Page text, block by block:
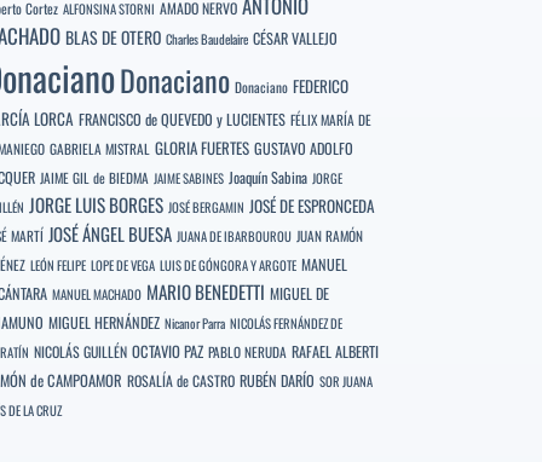
Cortez ALFONSINA STORNI AMADO NERVO
BLAS DE OTERO Charles Baudelaire CÉSAR VALLEJO
Donaciano Donaciano FEDERICO
LORCA FRANCISCO de QUEVEDO y LUCIENTES FÉLIX MARÍA DE
GABRIELA MISTRAL GLORIA FUERTES GUSTAVO ADOLFO
JAIME GIL de BIEDMA JAIME SABINES Joaquín Sabina JORGE
JORGE LUIS BORGES JOSÉ BERGAMIN JOSÉ DE ESPRONCEDA
MARTÍ JOSÉ ÁNGEL BUESA JUANA DE IBARBOUROU JUAN RAMÓN
LEÓN FELIPE LOPE DE VEGA LUIS DE GÓNGORA Y ARGOTE MANUEL
MANUEL MACHADO MARIO BENEDETTI MIGUEL DE
MIGUEL HERNÁNDEZ Nicanor Parra NICOLÁS FERNÁNDEZ DE
NICOLÁS GUILLÉN OCTAVIO PAZ PABLO NERUDA RAFAEL ALBERTI
de CAMPOAMOR ROSALÍA de CASTRO RUBÉN DARÍO SOR JUANA
DE LA CRUZ